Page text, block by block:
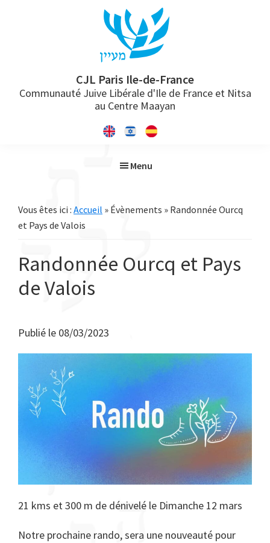
principale
CJL Paris Ile-de-France
Communauté Juive Libérale d'Ile de France et Nitsa
au Centre Maayan
Menu
Vous êtes ici : Accueil » Évènements » Randonnée Ourcq
et Pays de Valois
Randonnée Ourcq et Pays
de Valois
Publié le 08/03/2023
21 kms et 300 m de dénivelé le Dimanche 12 mars
Notre prochaine rando, sera une nouveauté pour